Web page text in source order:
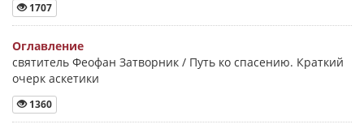
1707
Оглавление
святитель Феофан Затворник / Путь ко спасению. Краткий
очерк аскетики
1360